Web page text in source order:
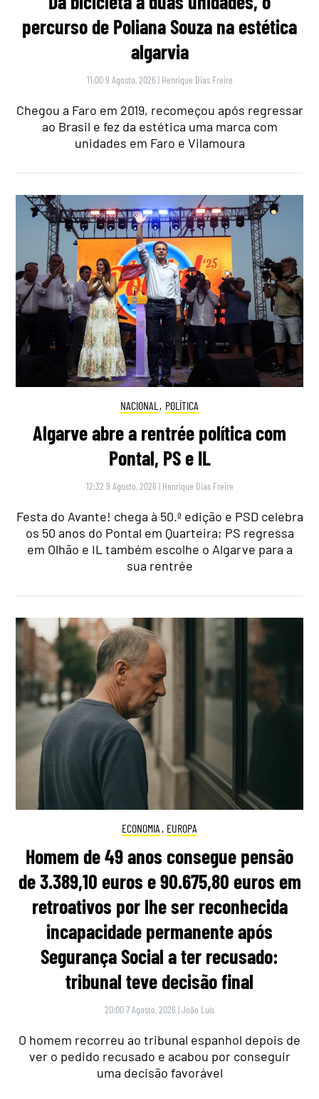
percurso de Poliana Souza na estética
algarvia
11:00 9 Agosto, 2026 | Henrique Dias Freire
Chegou a Faro em 2019, recomeçou após regressar
ao Brasil e fez da estética uma marca com
unidades em Faro e Vilamoura
NACIONAL , POLÍTICA
Algarve abre a rentrée política com
Pontal, PS e IL
12:32 9 Agosto, 2026 | Henrique Dias Freire
Festa do Avante! chega à 50.ª edição e PSD celebra
os 50 anos do Pontal em Quarteira; PS regressa
em Olhão e IL também escolhe o Algarve para a
sua rentrée
ECONOMIA , EUROPA
Homem de 49 anos consegue pensão
de 3.389,10 euros e 90.675,80 euros em
retroativos por lhe ser reconhecida
incapacidade permanente após
Segurança Social a ter recusado:
tribunal teve decisão final
20:00 7 Agosto, 2026 |João Luís
O homem recorreu ao tribunal espanhol depois de
ver o pedido recusado e acabou por conseguir
uma decisão favorável